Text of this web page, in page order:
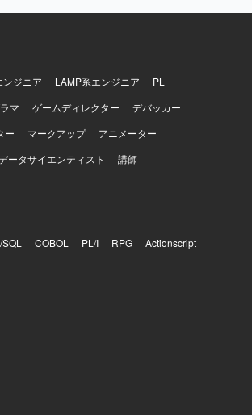
ジニア LAMP系エンジニア
PL
マ ゲームディレクター
デバッカー
ー マークアップ
アニメーター
ータサイエンティスト 講師
COBOL PL/I RPG
Actionscript